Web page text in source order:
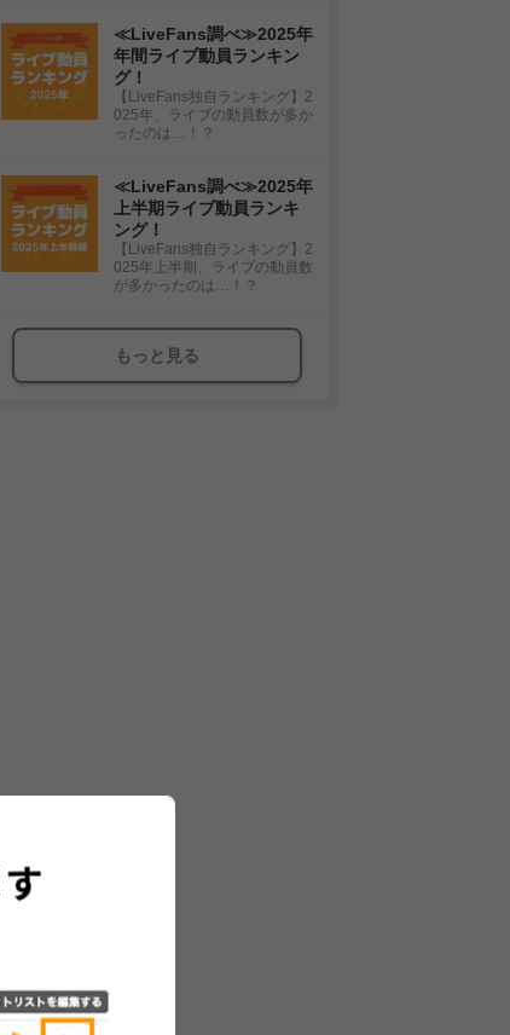
≪LiveFans調べ≫2025年
年間ライブ動員ランキン
グ！
【LiveFans独自ランキング】2
025年、ライブの動員数が多か
ったのは…！？
≪LiveFans調べ≫2025年
上半期ライブ動員ランキ
ング！
【LiveFans独自ランキング】2
025年上半期、ライブの動員数
が多かったのは…！？
もっと見る